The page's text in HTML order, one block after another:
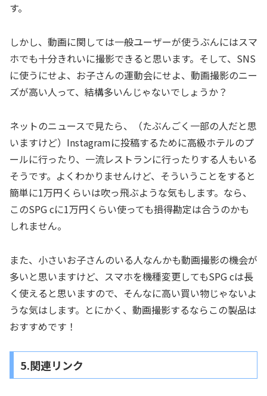
す。
しかし、動画に関しては一般ユーザーが使うぶんにはスマ
ホでも十分きれいに撮影できると思います。そして、SNS
に使うにせよ、お子さんの運動会にせよ、動画撮影のニー
ズが高い人って、結構多いんじゃないでしょうか？
ネットのニュースで見たら、（たぶんごく一部の人だと思
いますけど）Instagramに投稿するために高級ホテルのプ
ールに行ったり、一流レストランに行ったりする人もいる
そうです。よくわかりませんけど、そういうことをすると
簡単に1万円くらいは吹っ飛ぶような気もします。なら、
このSPG cに1万円くらい使っても損得勘定は合うのかも
しれません。
また、小さいお子さんのいる人なんかも動画撮影の機会が
多いと思いますけど、スマホを機種変更してもSPG cは長
く使えると思いますので、そんなに高い買い物じゃないよ
うな気はします。とにかく、動画撮影するならこの製品は
おすすめです！
5.関連リンク